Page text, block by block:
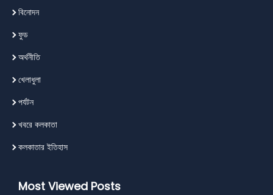
বিনোদন
ফুড
অর্থনীতি
খেলাধুলা
পর্যটন
খবরে কলকাতা
কলকাতার ইতিহাস
Most Viewed Posts